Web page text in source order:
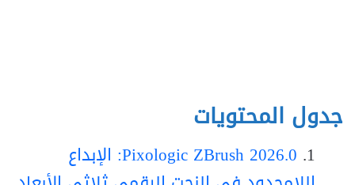
جدول المحتويات
Pixologic ZBrush 2026.0: الإبداع